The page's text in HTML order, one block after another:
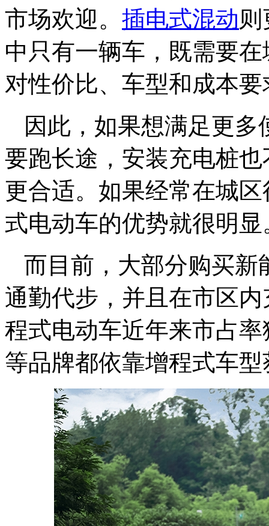
市场欢迎。 插电式混动
中只有一辆车，既需要
对性价比、车型和成本
因此，如果想满足更
要跑长途，安装充电桩
更合适。如果经常在城
式电动车的优势就很明显
而目前，大部分购买新
通勤代步，并且在市区
程式电动车近年来市占
等品牌都依靠增程式车